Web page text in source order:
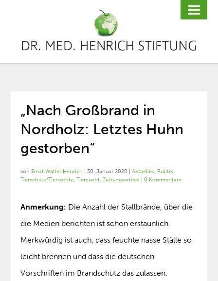
„Nach Großbrand in
Nordholz: Letztes Huhn
gestorben“
von Ernst Walter Henrich |30. Januar 2020 |Aktuelles, Politik,
Tierschutz/Tierrechte,Tierzucht,Zeitungsartikel |0 Kommentare
Anmerkung: Die Anzahl der Stallbrände, über die
die Medien berichten ist schon erstaunlich.
Merkwürdig ist auch, dass feuchte nasse Ställe so
leicht brennen und dass die deutschen
Vorschriften im Brandschutz das zulassen.